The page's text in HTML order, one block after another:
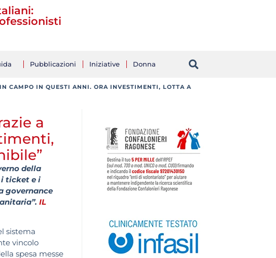
Pubblicazioni Iniziative Donna
CAMPO IN QUESTI ANNI. ORA INVESTIMENTI, LOTTA A
a
della
i ticket e i
governance
IL
sistema
vincolo
spesa messe